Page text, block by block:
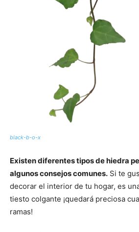
black-b-o-x
Existen diferentes tipos de hiedra
algunos consejos comunes. Si te
decorar el interior de tu hogar, es
tiesto colgante ¡quedará preciosa
ramas!